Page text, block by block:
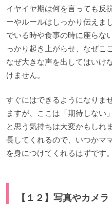
イヤイヤ期は何を言っても反
ーやルールはしっかり伝えま
でいる時や食事の時に座らな
っかり起き上がらせ、なぜこ
なぜ大きな声を出してはいけ
けません。
すぐにはできるようになりま
ますが、ここは「期待しない
と思う気持ちは大変かもしれ
長してくれるので、いつかマ
を身につけてくれるはずです。
【１２】写真やカメ